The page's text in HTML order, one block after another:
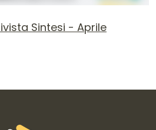
del numero
PDF
Sintesi - Aprile